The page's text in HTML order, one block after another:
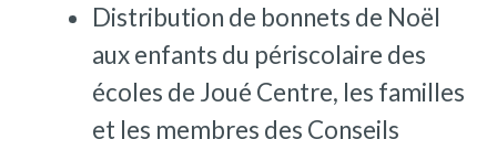
Distribution de bonnets de Noël
aux enfants du périscolaire des
écoles de Joué Centre, les familles
et les membres des Conseils